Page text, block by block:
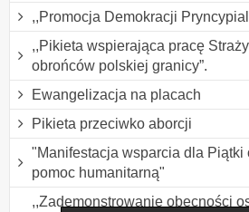
,,Promocja Demokracji
,,Pikieta wspierająca pracę
obrońców polskiej granicy”.
Ewangelizacja na placach
Pikieta przeciwko aborcji
"Manifestacja wsparcia dla Piątki
pomoc humanitarną"
,,Zademonstrowanie obecności